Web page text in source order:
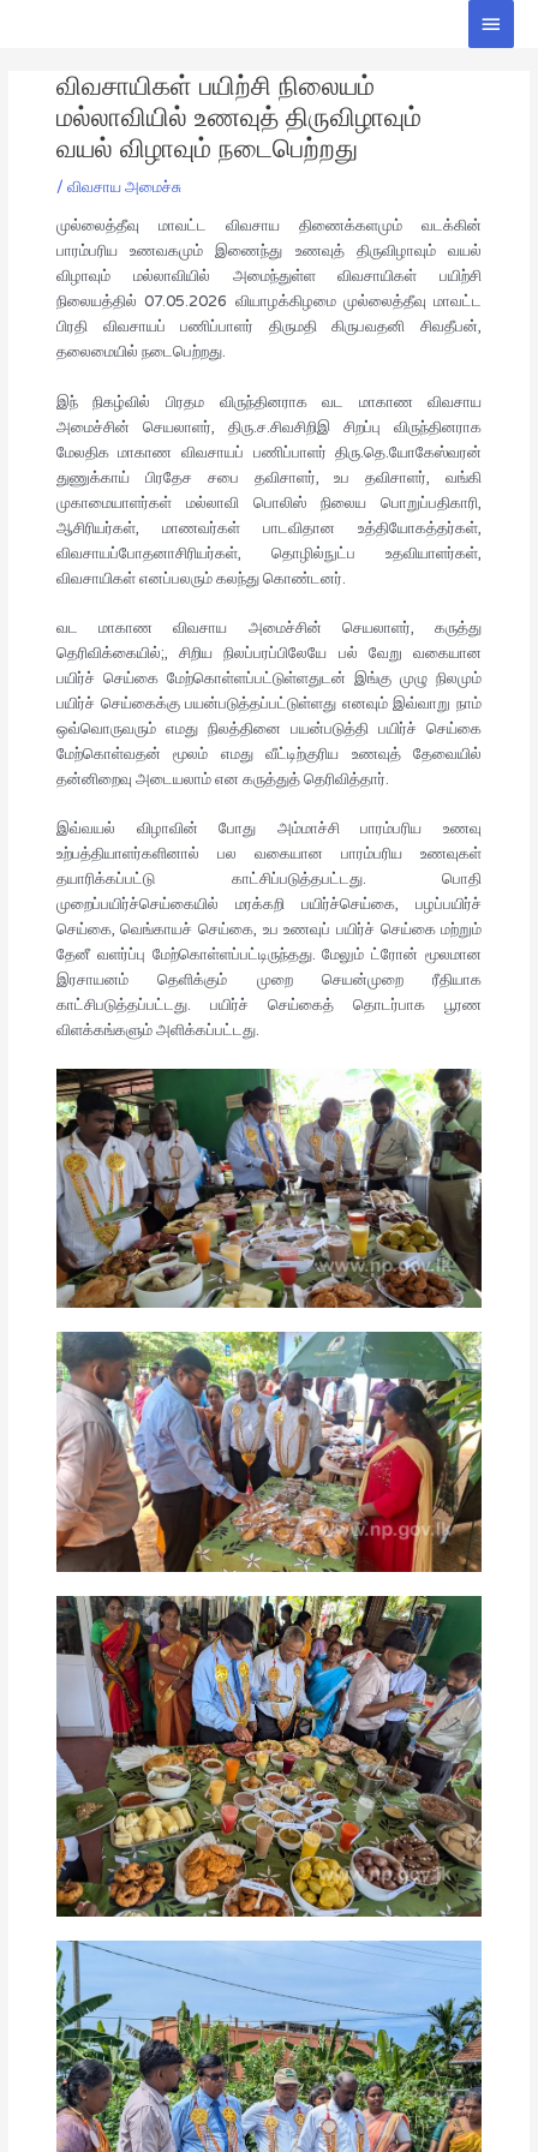
Main
விவசாயிகள் பயிற்சி நிலையம்
மல்லாவியில் உணவுத் திருவிழாவும்
வயல் விழாவும் நடைபெற்றது
/ விவசாய அமைச்சு
முல்லைத்தீவு மாவட்ட விவசாய திணைக்களமும் வடக்கின்
பாரம்பரிய உணவகமும் இணைந்து உணவுத் திருவிழாவும் வயல்
விழாவும் மல்லாவியில் அமைந்துள்ள விவசாயிகள் பயிற்சி
நிலையத்தில் 07.05.2026 வியாழக்கிழமை முல்லைத்தீவு மாவட்ட
பிரதி விவசாயப் பணிப்பாளர் திருமதி கிருபவதனி சிவதீபன்,
தலைமையில் நடைபெற்றது.
இந் நிகழ்வில் பிரதம விருந்தினராக வட மாகாண விவசாய
அமைச்சின் செயலாளர், திரு.ச.சிவசிறிஇ சிறப்பு விருந்தினராக
மேலதிக மாகாண விவசாயப் பணிப்பாளர் திரு.தெ.யோகேஸ்வரன்
துணுக்காய் பிரதேச சபை தவிசாளர், உப தவிசாளர், வங்கி
முகாமையாளர்கள் மல்லாவி பொலிஸ் நிலைய பொறுப்பதிகாரி,
ஆசிரியர்கள், மாணவர்கள் பாடவிதான உத்தியோகத்தர்கள்,
விவசாயப்போதனாசிரியர்கள், தொழில்நுட்ப உதவியாளர்கள்,
விவசாயிகள் எனப்பலரும் கலந்து கொண்டனர்.
வட மாகாண விவசாய அமைச்சின் செயலாளர், கருத்து
தெரிவிக்கையில்;, சிறிய நிலப்பரப்பிலேயே பல் வேறு வகையான
பயிர்ச் செய்கை மேற்கொள்ளப்பட்டுள்ளதுடன் இங்கு முழு நிலமும்
பயிர்ச் செய்கைக்கு பயன்படுத்தப்பட்டுள்ளது எனவும் இவ்வாறு நாம்
ஒவ்வொருவரும் எமது நிலத்தினை பயன்படுத்தி பயிர்ச் செய்கை
மேற்கொள்வதன் மூலம் எமது வீட்டிற்குரிய உணவுத் தேவையில்
தன்னிறைவு அடையலாம் என கருத்துத் தெரிவித்தார்.
இவ்வயல் விழாவின் போது அம்மாச்சி பாரம்பரிய உணவு
உற்பத்தியாளர்களினால் பல வகையான பாரம்பரிய உணவுகள்
தயாரிக்கப்பட்டு காட்சிப்படுத்தபட்டது. பொதி
முறைப்பயிர்ச்செய்கையில் மரக்கறி பயிர்ச்செய்கை, பழப்பயிர்ச்
செய்கை, வெங்காயச் செய்கை, உப உணவுப் பயிர்ச் செய்கை மற்றும்
தேனீ வளர்ப்பு மேற்கொள்ளப்பட்டிருந்தது. மேலும் ட்ரோன் மூலமான
இரசாயனம் தெளிக்கும் முறை செயன்முறை ரீதியாக
காட்சிபடுத்தப்பட்டது. பயிர்ச் செய்கைத் தொடர்பாக பூரண
விளக்கங்களும் அளிக்கப்பட்டது.
navigation